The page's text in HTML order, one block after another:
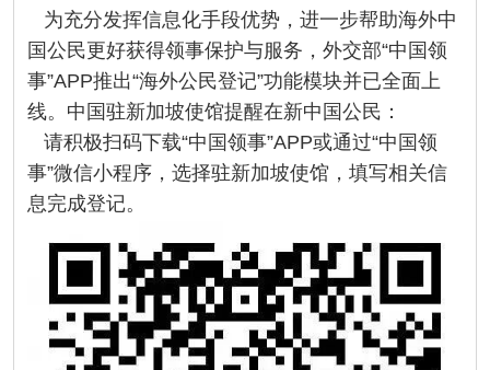
为充分发挥信息化手段优势，进一步帮助海外中
国公民更好获得领事保护与服务，外交部“中国领
事”APP推出“海外公民登记”功能模块并已全面上
线。中国驻新加坡使馆提醒在新中国公民：
请积极扫码下载“中国领事”APP或通过“中国领
事”微信小程序，选择驻新加坡使馆，填写相关信
息完成登记。